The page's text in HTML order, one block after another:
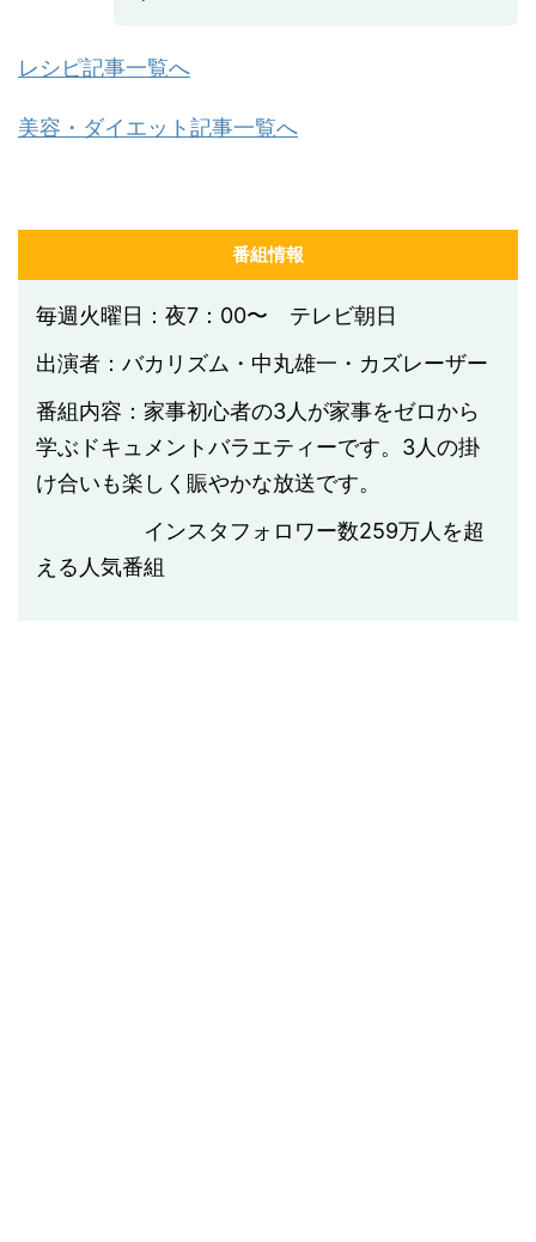
レシピ記事一覧へ
美容・ダイエット記事一覧へ
番組情報
毎週火曜日：夜7：00〜 テレビ朝日
出演者：バカリズム・中丸雄一・カズレーザー
番組内容：家事初心者の3人が家事をゼロから
学ぶドキュメントバラエティーです。3人の掛
け合いも楽しく賑やかな放送です。
インスタフォロワー数259万人を超
える人気番組